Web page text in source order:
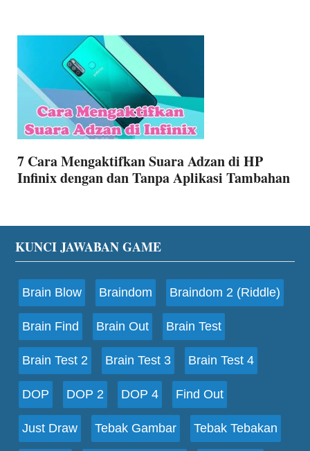
7 Cara Mengaktifkan Suara Adzan di HP
Infinix dengan dan Tanpa Aplikasi Tambahan
Footer
KUNCI JAWABAN GAME
Brain Blow Braindom Braindom 2 (Riddle)
Brain Find Brain Out Brain Test
Brain Test 2 Brain Test 3 Brain Test 4
DOP DOP 2 DOP 4 Find Out
Just Draw Tebak Gambar Tebak Tebakan